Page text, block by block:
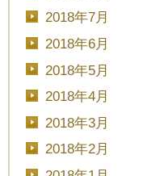
2018年7月
2018年6月
2018年5月
2018年4月
2018年3月
2018年2月